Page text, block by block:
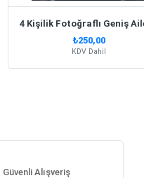
₺250,00
KDV Dahil
Güvenli Alışveriş